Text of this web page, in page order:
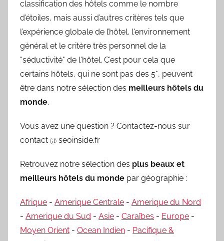
classification des hôtels comme le nombre
d’étoiles, mais aussi d’autres critères tels que
l’expérience globale de l’hôtel, l'environnement
général et le critère très personnel de la
"séductivité" de l'hôtel. C’est pour cela que
certains hôtels, qui ne sont pas des 5*, peuvent
être dans notre sélection des meilleurs hôtels du
monde.
Vous avez une question ? Contactez-nous sur
contact @ seoinside.fr
Retrouvez notre sélection des plus beaux et
meilleurs hôtels du monde par géographie :
Afrique - Amerique Centrale - Amerique du Nord
- Amerique du Sud - Asie - Caraïbes - Europe -
Moyen Orient - Ocean Indien - Pacifique &